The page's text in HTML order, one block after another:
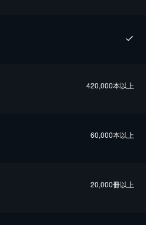
420,000本以上
60,000本以上
20,000冊以上